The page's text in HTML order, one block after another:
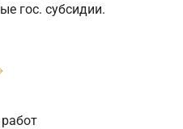
гос. субсидии.